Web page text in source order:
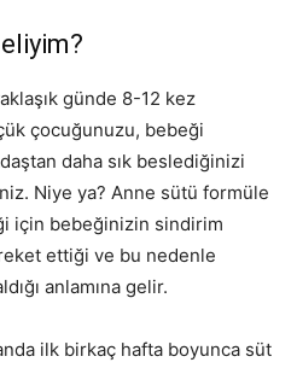
günde 8-12 kez
çocuğunuzu, bebeği
daha sık beslediğinizi
Niye ya? Anne sütü formüle
için bebeğinizin sindirim
ettiği ve bu nedenle
anlamına gelir.
ilk birkaç hafta boyunca süt